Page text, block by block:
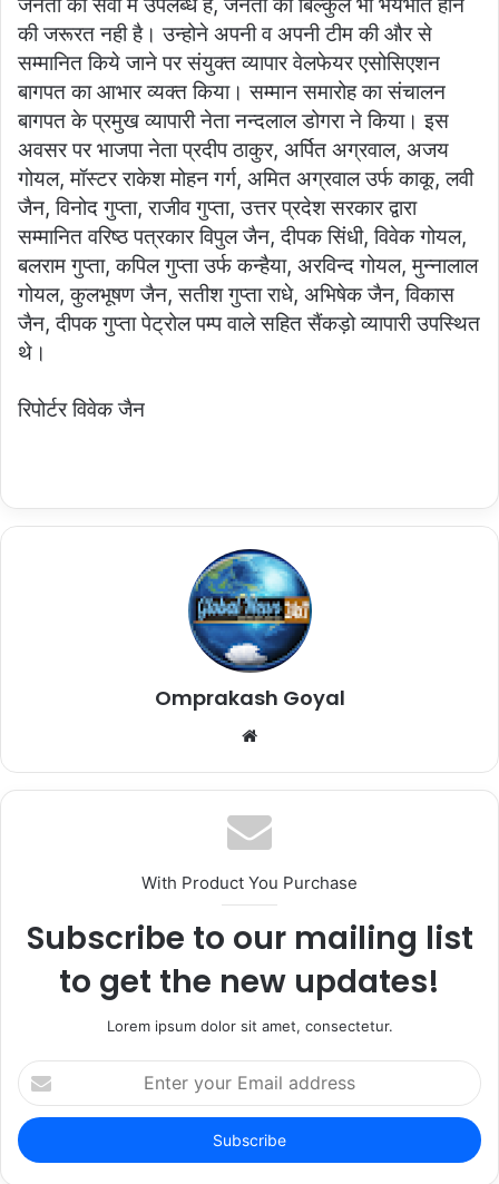
जनता की सेवा में उपलब्ध है, जनता को बिल्कुल भी भयभीत होने
की जरूरत नही है। उन्होने अपनी व अपनी टीम की और से
सम्मानित किये जाने पर संयुक्त व्यापार वेलफेयर एसोसिएशन
बागपत का आभार व्यक्त किया। सम्मान समारोह का संचालन
बागपत के प्रमुख व्यापारी नेता नन्दलाल डोगरा ने किया। इस
अवसर पर भाजपा नेता प्रदीप ठाकुर, अर्पित अग्रवाल, अजय
गोयल, मॉस्टर राकेश मोहन गर्ग, अमित अग्रवाल उर्फ काकू, लवी
जैन, विनोद गुप्ता, राजीव गुप्ता, उत्तर प्रदेश सरकार द्वारा
सम्मानित वरिष्ठ पत्रकार विपुल जैन, दीपक सिंधी, विवेक गोयल,
बलराम गुप्ता, कपिल गुप्ता उर्फ कन्हैया, अरविन्द गोयल, मुन्नालाल
गोयल, कुलभूषण जैन, सतीश गुप्ता राधे, अभिषेक जैन, विकास
जैन, दीपक गुप्ता पेट्रोल पम्प वाले सहित सैंकड़ो व्यापारी उपस्थित
थे।
रिपोर्टर विवेक जैन
Omprakash Goyal
Website
With Product You Purchase
Subscribe to our mailing list
to get the new updates!
Lorem ipsum dolor sit amet, consectetur.
Enter
your
Email
address